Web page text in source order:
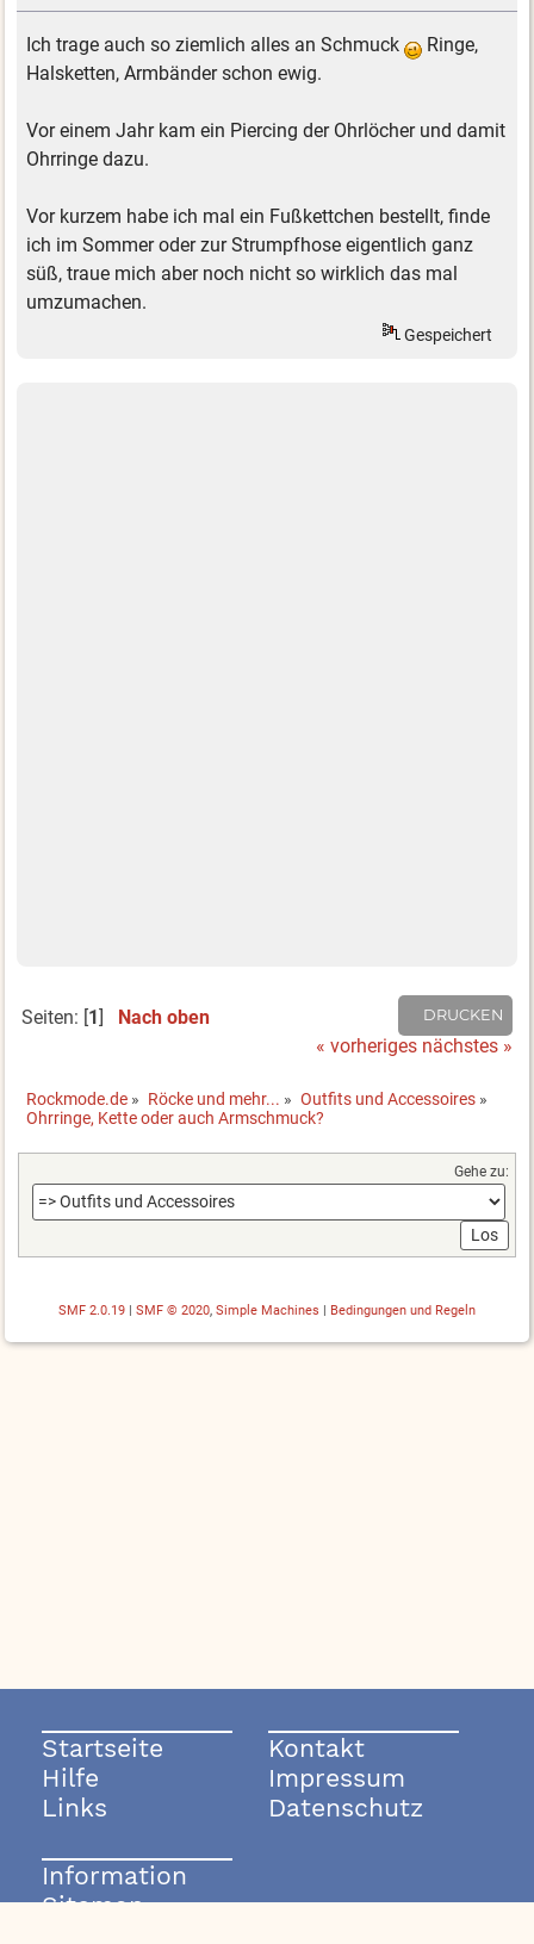
Ich trage auch so ziemlich alles an Schmuck
Ringe,
Halsketten, Armbänder schon ewig.
Vor einem Jahr kam ein Piercing der Ohrlöcher und damit
Ohrringe dazu.
Vor kurzem habe ich mal ein Fußkettchen bestellt, finde
ich im Sommer oder zur Strumpfhose eigentlich ganz
süß, traue mich aber noch nicht so wirklich das mal
umzumachen.
Gespeichert
DRUCKEN
Seiten: [1] Nach oben
« vorheriges nächstes »
Rockmode.de » Röcke und mehr... » Outfits und Accessoires »
Ohrringe, Kette oder auch Armschmuck?
Gehe zu:
SMF 2.0.19 SMF © 2020, Simple Machines Bedingungen und Regeln
Startseite
Hilfe
Links
Kontakt
Impressum
Datenschutz
Information
Sitemap